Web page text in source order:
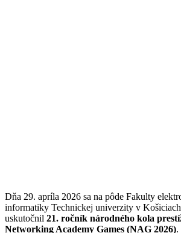
Dňa 29. apríla 2026 sa na pôde Fakulty
informatiky Technickej univerzity v
uskutočnil 21. ročník národného kola
Networking Academy Games (NAG 2026).